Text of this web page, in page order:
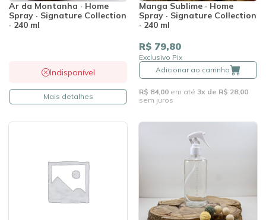
Ar da Montanha · Home
Spray · Signature Collection
· 240 ml
Indisponível
Mais detalhes
Manga Sublime · Home
Spray · Signature Collection
· 240 ml
R$ 79,80
Exclusivo Pix
Adicionar ao carrinho
R$ 84,00 em até 3x de R$ 28,00
sem juros